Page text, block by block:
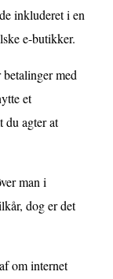
inkluderet i en
e-butikker.
med
et
du agter at
man i
dog er det
om internet